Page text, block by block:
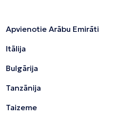
Apvienotie Arābu Emirāti
Itālija
Bulgārija
Tanzānija
Taizeme